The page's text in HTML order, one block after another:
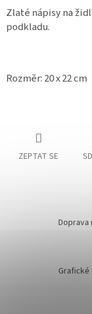
Zlaté nápisy na
podkladu.
Rozměr: 20 x 22 cm
ZEPTAT SE
Doprava